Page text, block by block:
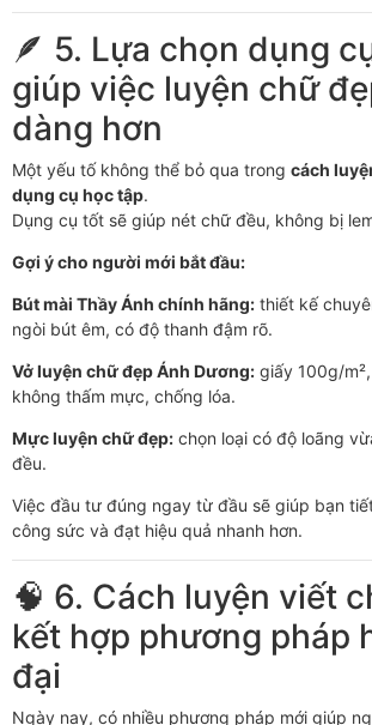
🪶 5. Lựa chọn dụng
giúp việc luyện chữ
dàng hơn
Một yếu tố không thể bỏ qua trong cách
dụng cụ học tập.
Dụng cụ tốt sẽ giúp nét chữ đều, không bị
Gợi ý cho người mới bắt đầu:
Bút mài Thầy Ánh chính hãng: thiết kế
ngòi bút êm, có độ thanh đậm rõ.
Vở luyện chữ đẹp Ánh Dương: giấy 100g/
không thấm mực, chống lóa.
Mực luyện chữ đẹp: chọn loại có độ loãng
đều.
Việc đầu tư đúng ngay từ đầu sẽ giúp bạn
công sức và đạt hiệu quả nhanh hơn.
🧠 6. Cách luyện viết
kết hợp phương pháp
đại
Ngày nay, có nhiều phương pháp mới giúp